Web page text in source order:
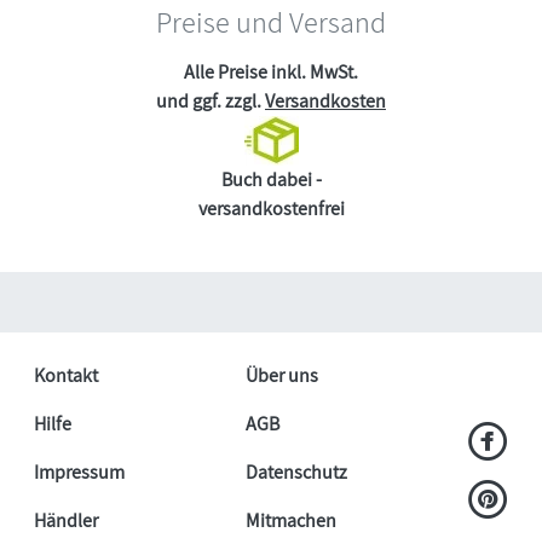
Preise und Versand
Alle Preise inkl. MwSt.
und ggf. zzgl.Versandkosten
Buch dabei -
versandkostenfrei
Kontakt
Über uns
Hilfe
AGB
Impressum
Datenschutz
Händler
Mitmachen